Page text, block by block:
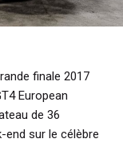
finale 2017
European
de 36
end sur le célèbre